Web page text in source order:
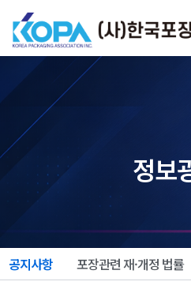
너
정보
공지사항 포장관련 재·개정 법률